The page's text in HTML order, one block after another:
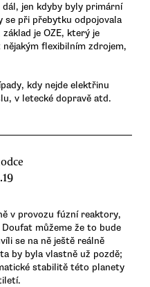
jen kdyby byly primární
se při přebytku odpojovala
je OZE, který je
flexibilním zdrojem,
kdy nejde elektřinu
v letecké dopravě atd.
v provozu fúzní reaktory,
můžeme že to bude
se na ně ještě reálně
by byla vlastně už pozdě;
stabilitě této planety